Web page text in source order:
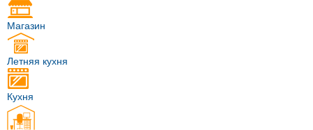
Магазин
Летняя кухня
Кухня